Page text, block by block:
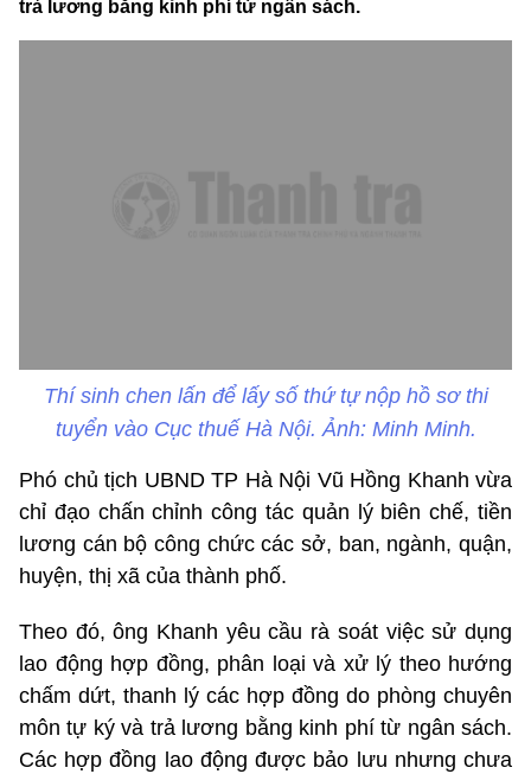
trả lương bằng kinh phí từ ngân sách.
Thí sinh chen lấn để lấy số thứ tự nộp hồ sơ thi
tuyển vào Cục thuế Hà Nội. Ảnh: Minh Minh.
Phó chủ tịch UBND TP Hà Nội Vũ Hồng Khanh vừa
chỉ đạo chấn chỉnh công tác quản lý biên chế, tiền
lương cán bộ công chức các sở, ban, ngành, quận,
huyện, thị xã của thành phố.
Theo đó, ông Khanh yêu cầu rà soát việc sử dụng
lao động hợp đồng, phân loại và xử lý theo hướng
chấm dứt, thanh lý các hợp đồng do phòng chuyên
môn tự ký và trả lương bằng kinh phí từ ngân sách.
Các hợp đồng lao động được bảo lưu nhưng chưa